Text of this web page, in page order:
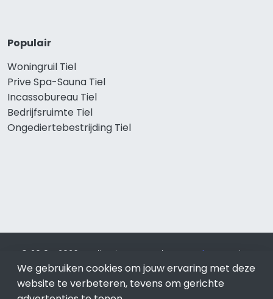
Populair
Woningruil Tiel
Prive Spa-Sauna Tiel
Incassobureau Tiel
Bedrijfsruimte Tiel
Ongediertebestrijding Tiel
© 2019 - 2026 Realisatie en SEO door SEO-bureau
Lion
Internet. Betaal alleen voor bewezen resultaten?SEO
optimalisatie No Cure No Pay.Tielis onderdeel van Lion
Internet.
We gebruiken cookies om jouw ervaring met deze
website te verbeteren, tevens om gerichte